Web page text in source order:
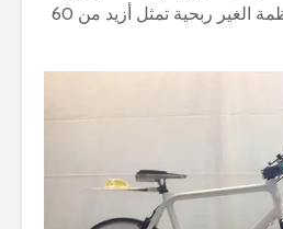
وفي المجمل فهذه المنظمة الغير ربحية تمثل أزيد من 60